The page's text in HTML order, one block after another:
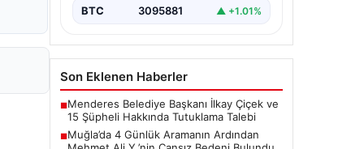
BTC 3095881 ▲ +1.01%
Son Eklenen Haberler
■Menderes Belediye Başkanı İlkay Çiçek ve
15 Şüpheli Hakkında Tutuklama Talebi
■Muğla’da 4 Günlük Aramanın Ardından